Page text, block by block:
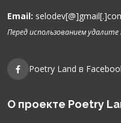
Email:
Перед использованием
Poetry Land в
О проекте Poetry